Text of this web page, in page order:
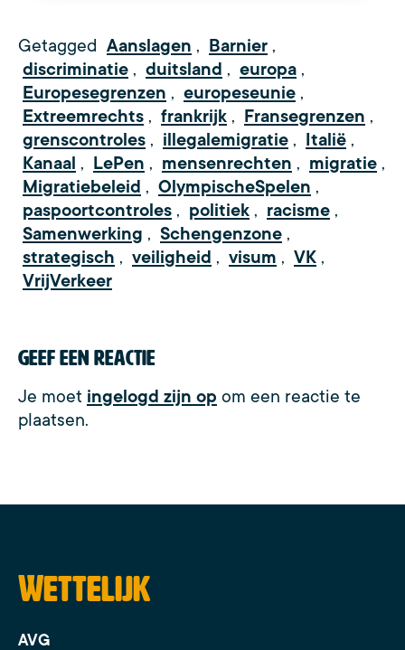
Getagged Aanslagen , Barnier ,
discriminatie , duitsland , europa ,
Europesegrenzen , europeseunie ,
Extreemrechts , frankrijk , Fransegrenzen ,
grenscontroles , illegalemigratie , Italië ,
Kanaal , LePen , mensenrechten , migratie ,
Migratiebeleid , OlympischeSpelen ,
paspoortcontroles , politiek , racisme ,
Samenwerking , Schengenzone ,
strategisch , veiligheid , visum , VK ,
VrijVerkeer
Geef een reactie
Je moet ingelogd zijn op om een reactie te
plaatsen.
Wettelijk
AVG